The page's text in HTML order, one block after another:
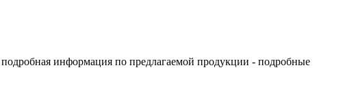
информация по предлагаемой продукции - подробные